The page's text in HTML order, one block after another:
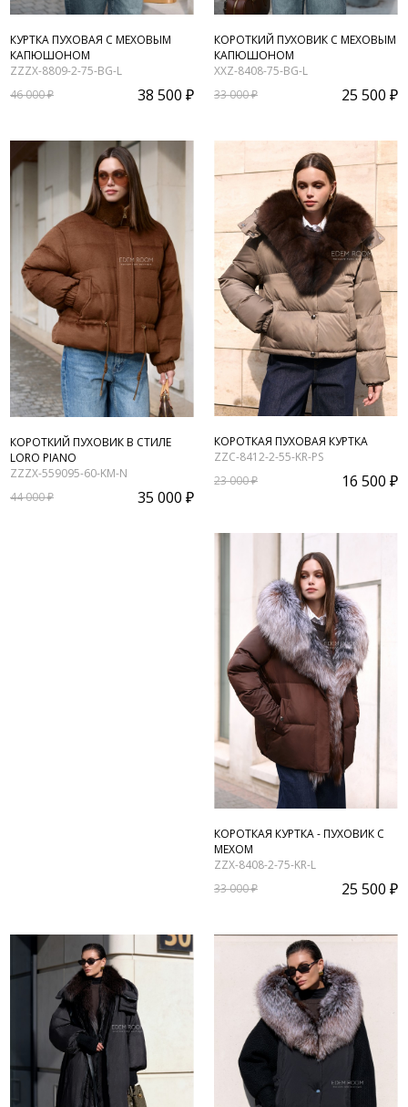
КУРТКА ПУХОВАЯ С МЕХОВЫМ
КАПЮШОНОМ
ZZZX-8809-2-75-BG-L
46 000 ₽
38 500 ₽
КОРОТКИЙ ПУХОВИК С МЕХОВЫМ
КАПЮШОНОМ
XXZ-8408-75-BG-L
33 000 ₽
25 500 ₽
КОРОТКИЙ ПУХОВИК В СТИЛЕ
LORO PIANO
ZZZX-559095-60-KM-N
44 000 ₽
35 000 ₽
КОРОТКАЯ ПУХОВАЯ КУРТКА
ZZC-8412-2-55-KR-PS
23 000 ₽
16 500 ₽
КОРОТКАЯ КУРТКА - ПУХОВИК С
МЕХОМ
ZZX-8408-2-75-KR-L
33 000 ₽
25 500 ₽